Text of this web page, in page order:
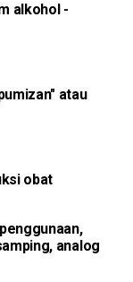
alkohol -
atau
obat
analog